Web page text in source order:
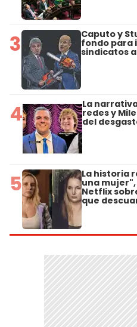
3 Caputo y
fondo para
sindicatos
4 La
redes y
del
5 La historia
una
Netflix
que